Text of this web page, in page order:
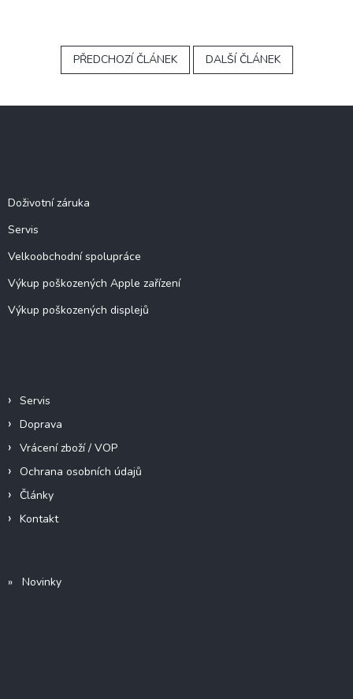
PŘEDCHOZÍ ČLÁNEK DALŠÍ ČLÁNEK
Doživotní záruka
Servis
Velkoobchodní spolupráce
Výkup poškozených Apple zařízení
Výkup poškozených displejů
Servis
Doprava
Vrácení zboží / VOP
Ochrana osobních údajů
Články
Kontakt
» Novinky